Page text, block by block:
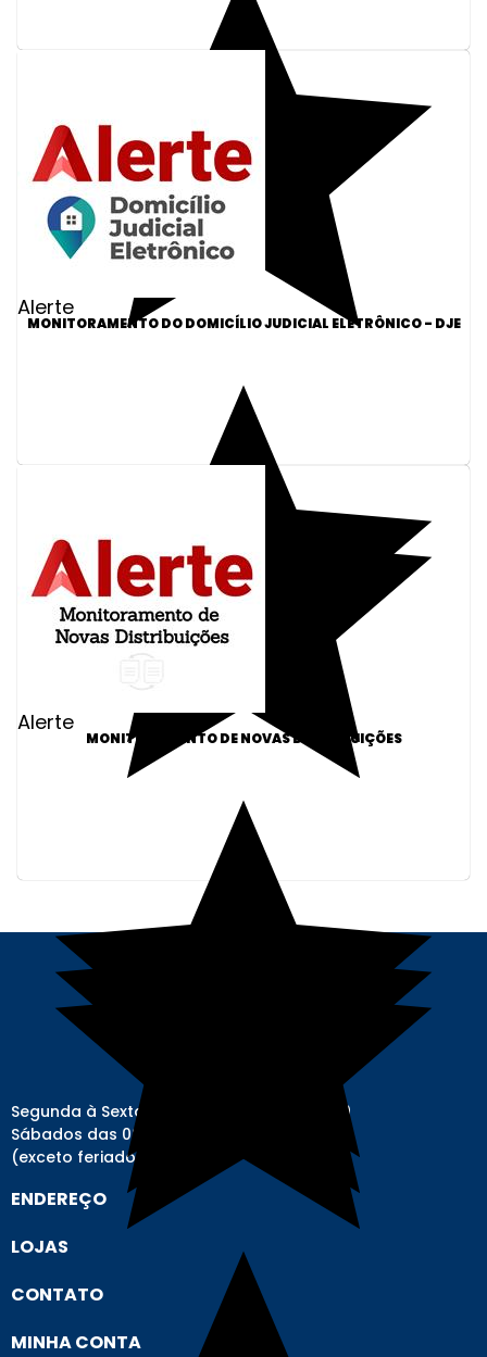
Alerte
MONITORAMENTO DO DOMICÍLIO JUDICIAL ELETRÔNICO - DJE
Alerte
MONITORAMENTO DE NOVAS DISTRIBUIÇÕES
Segunda à Sexta-feira das 08h00 às 17h00
Sábados das 08h00 às 12h00
(exceto feriados)
ENDEREÇO
LOJAS
CONTATO
MINHA CONTA